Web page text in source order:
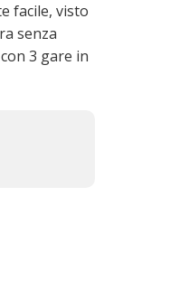
facile, visto
senza
3 gare in